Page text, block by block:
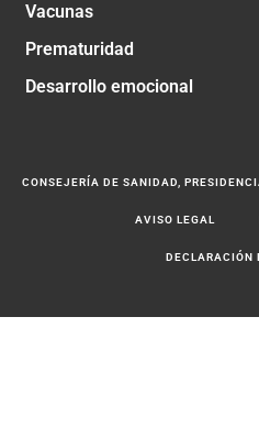
Vacunas
Prematuridad
Desarrollo emocional
CONSEJERÍA DE SANIDAD,
AVISO LEGAL
DECLARACIÓN